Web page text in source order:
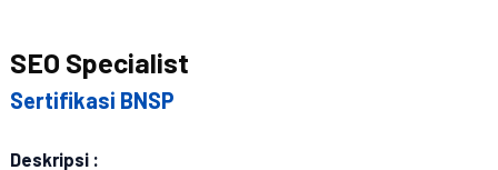
SEO Specialist
Sertifikasi BNSP
Deskripsi :